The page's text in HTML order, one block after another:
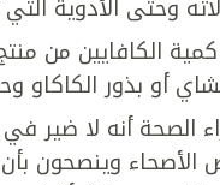
وحتى الأدوية
الكافايين من
أو بذور الكاكاو
الأصحاء وينصحون